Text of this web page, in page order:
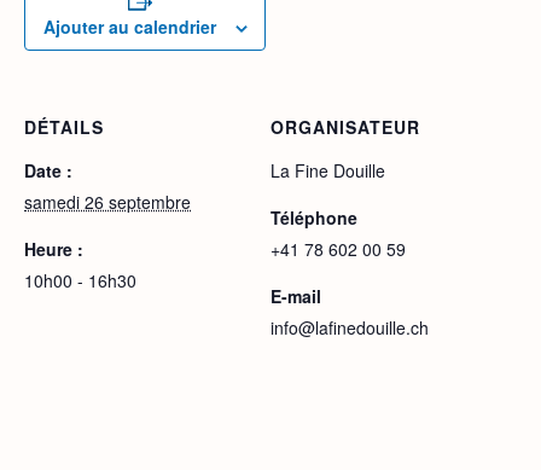
Ajouter au calendrier
DÉTAILS
Date :
samedi 26 septembre
Heure :
10h00 - 16h30
ORGANISATEUR
La Fine Douille
Téléphone
+41 78 602 00 59
E-mail
info@lafinedouille.ch